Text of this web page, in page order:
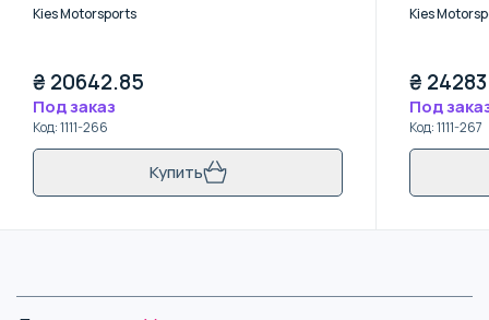
Kies Motorsports
₴ 20642.85
Под заказ
Код:1111-266
Купить
Kies
₴
Под
Код:1111-267